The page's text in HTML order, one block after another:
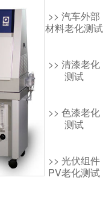
>> 汽车外部
材料老化测试
>> 清漆老化
测试
>> 色漆老化
测试
>> 光伏组件
PV老化测试